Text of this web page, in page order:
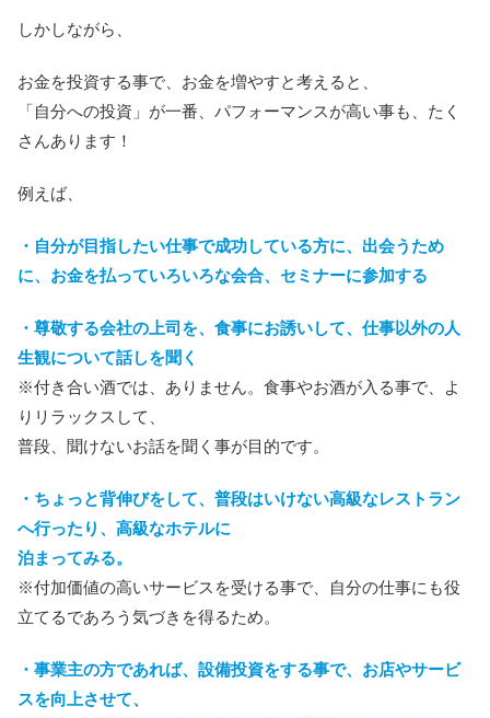
しかしながら、
お金を投資する事で、お金を増やすと考えると、
「自分への投資」が一番、パフォーマンスが高い事も、たく
さんあります！
例えば、
・自分が目指したい仕事で成功している方に、出会うため
に、お金を払っていろいろな会合、セミナーに参加する
・尊敬する会社の上司を、食事にお誘いして、仕事以外の人
生観について話しを聞く
※付き合い酒では、ありません。食事やお酒が入る事で、よ
りリラックスして、
普段、聞けないお話を聞く事が目的です。
・ちょっと背伸びをして、普段はいけない高級なレストラン
へ行ったり、高級なホテルに
泊まってみる。
※付加価値の高いサービスを受ける事で、自分の仕事にも役
立てるであろう気づきを得るため。
・事業主の方であれば、設備投資をする事で、お店やサービ
スを向上させて、